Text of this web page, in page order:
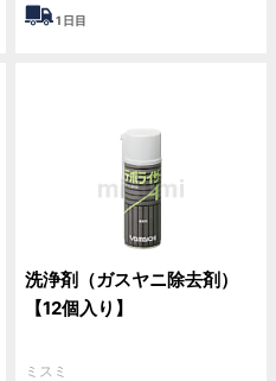
1 日目
洗浄剤（ガスヤニ除去剤）
【12個入り】
ミスミ